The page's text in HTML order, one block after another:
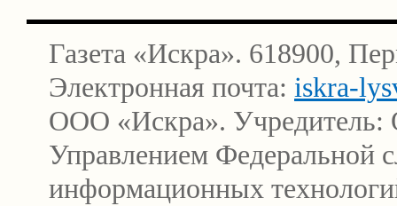
Газета «Искра». 618900,
Электронная почта: iskra-
ООО «Искра». Учредитель:
Управлением Федеральной
информационных